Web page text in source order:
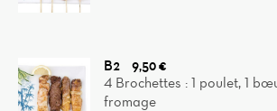
B2
9,50 €
4 Brochettes : 1 poulet, 1
fromage